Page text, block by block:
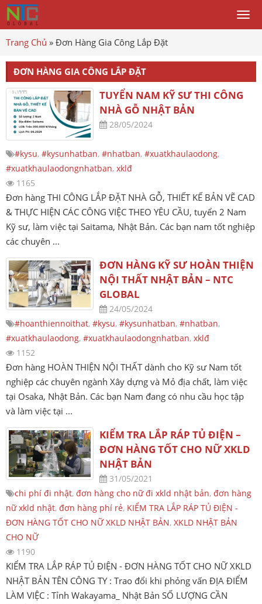
Trang Chủ » Đơn Hàng Gia Công Lắp Đặt
ĐƠN HÀNG GIA CÔNG LẮP ĐẶT
TUYỂN NAM KỸ SƯ THI CÔNG
NHÀ GỖ NHẬT BẢN
28/05/2024
#kysu, #kysunhatban, #nhatban, #xuatkhaulaodong,
#xuatkhaulaodongnhatban, xklđ
1165
Đơn hàng THI CÔNG LẮP ĐẶT NHÀ GỖ, THIẾT KẾ BẢN VẼ CAD
& THỰC HIỆN CÁC CÔNG VIỆC THEO YÊU CẦU, tuyển 2 Nam
Kỹ sư, làm việc tại Saitama, Nhật Bản. Các bạn nam tốt nghiệp
các chuyên ...
ĐƠN HÀNG KỸ SƯ HOÀN THIỆN
NỘI THẤT NHẬT BẢN – NTC
GLOBAL
24/05/2024
#hoanthiennoithat, #kysu, #kysunhatban, #nhatban,
#xuatkhaulaodong, #xuatkhaulaodongnhatban, xklđ
1152
Đơn hàng HOÀN THIỆN NỘI THẤT dành cho Kỹ sư Nam tốt
nghiệp các chuyên ngành Xây dựng và Mỏ địa chất, làm việc
tại Osaka, Nhật Bản. Các bạn Nam đang có nhu cầu học tập
và làm việc tại ...
KIỂM TRA LẮP RÁP TỦ ĐIỆN –
ĐƠN HÀNG TỐT CHO NỮ XKLD
NHẬT BẢN
31/05/2021
chi phí đi nhật, đơn hàng cho nữ đi xkld nhật bản, đơn hàng
nữ xkld nhật, đơn hàng phí rẻ, KIỂM TRA LẮP RÁP TỦ ĐIỆN -
ĐƠN HÀNG TỐT CHO NỮ XKLD NHẬT BẢN, XKLD NHẬT BẢN
CHO NỮ
1190
KIỂM TRA LẮP RÁP TỦ ĐIỆN - ĐƠN HÀNG TỐT CHO NỮ XKLD
NHẬT BẢN TÊN CÔNG TY : Trao đổi khi phỏng vấn ĐỊA ĐIỂM
LÀM VIỆC : Tỉnh Wakayama_ Nhật Bản SỐ LƯỢNG CẦN